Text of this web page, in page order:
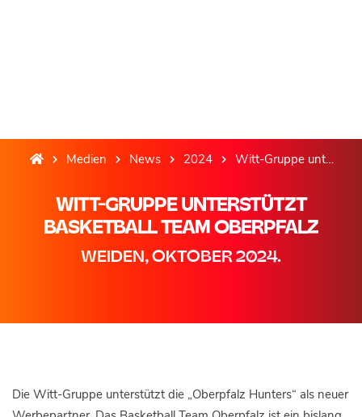
Medien News 2024 Witt-Gruppe unterstützt Basketball Team Oberpfalz
WITT-GRUPPE UNTERSTÜTZT
BASKETBALL TEAM OBERPFALZ
WEIDEN, OKTOBER 2024.
Die Witt-Gruppe unterstützt die „Oberpfalz Hunters“ als neuer